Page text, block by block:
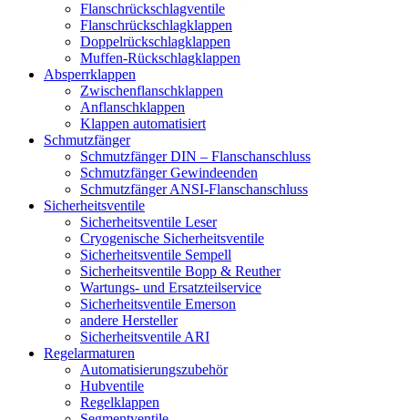
Flanschrückschlagventile
Flanschrückschlagklappen
Doppelrückschlagklappen
Muffen-Rückschlagklappen
Absperrklappen
Zwischenflanschklappen
Anflanschklappen
Klappen automatisiert
Schmutzfänger
Schmutzfänger DIN – Flanschanschluss
Schmutzfänger Gewindeenden
Schmutzfänger ANSI-Flanschanschluss
Sicherheitsventile
Sicherheitsventile Leser
Cryogenische Sicherheitsventile
Sicherheitsventile Sempell
Sicherheitsventile Bopp & Reuther
Wartungs- und Ersatzteilservice
Sicherheitsventile Emerson
andere Hersteller
Sicherheitsventile ARI
Regelarmaturen
Automatisierungszubehör
Hubventile
Regelklappen